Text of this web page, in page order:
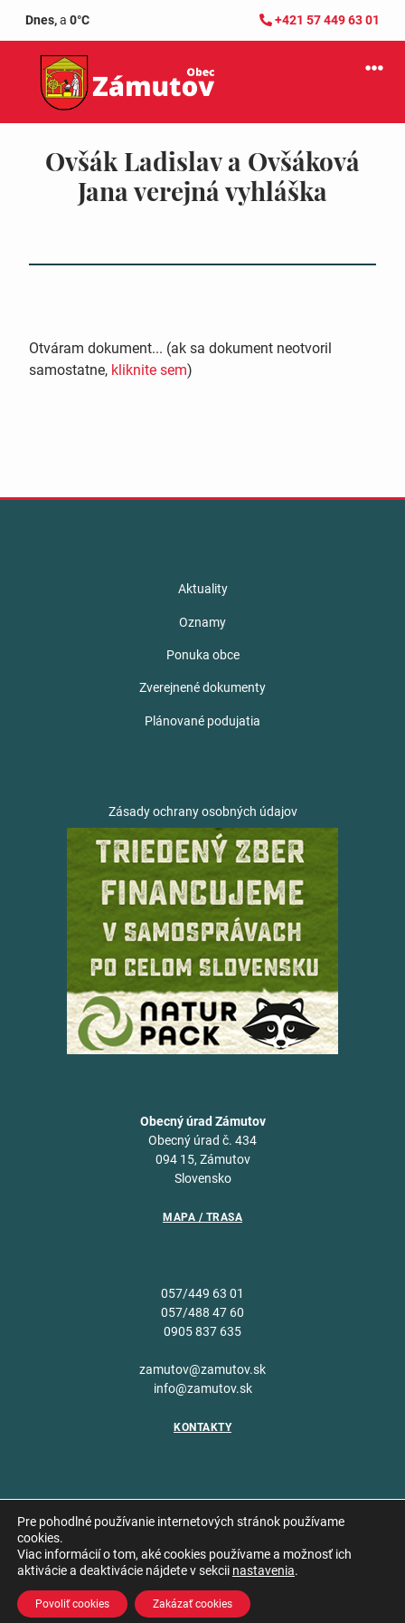
Dnes,a 0°C +421 57 449 63 01
Ovšák Ladislav a Ovšáková
Jana verejná vyhláška
Otváram dokument... (ak sa dokument neotvoril
samostatne, kliknite sem)
Aktuality
Oznamy
Ponuka obce
Zverejnené dokumenty
Plánované podujatia
Zásady ochrany osobných údajov
Obecný úrad Zámutov
Obecný úrad č. 434
094 15, Zámutov
Slovensko
MAPA / TRASA
057/449 63 01
057/488 47 60
0905 837 635
zamutov@zamutov.sk
info@zamutov.sk
KONTAKTY
Copyright © 2026 Obec
Pre pohodlné používanie internetových stránok používame
cookies.
Viac informácií o tom, aké cookies používame a možnosť ich
aktivácie a deaktivácie nájdete v sekcii nastavenia.
Povoliť cookies Zakázať cookies